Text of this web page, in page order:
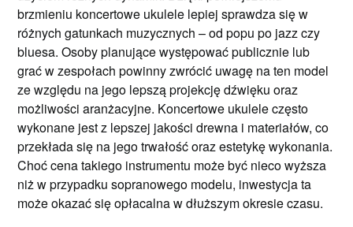
brzmieniu koncertowe ukulele lepiej sprawdza się w
różnych gatunkach muzycznych – od popu po jazz czy
bluesa. Osoby planujące występować publicznie lub
grać w zespołach powinny zwrócić uwagę na ten model
ze względu na jego lepszą projekcję dźwięku oraz
możliwości aranżacyjne. Koncertowe ukulele często
wykonane jest z lepszej jakości drewna i materiałów, co
przekłada się na jego trwałość oraz estetykę wykonania.
Choć cena takiego instrumentu może być nieco wyższa
niż w przypadku sopranowego modelu, inwestycja ta
może okazać się opłacalna w dłuższym okresie czasu.